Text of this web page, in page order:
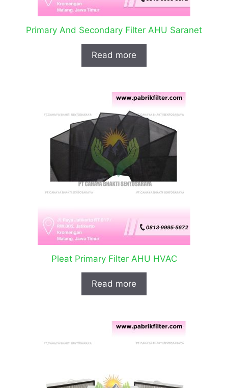
Primary And Secondary Filter AHU Saranet
Read more
Pleat Primary Filter AHU HVAC
Read more